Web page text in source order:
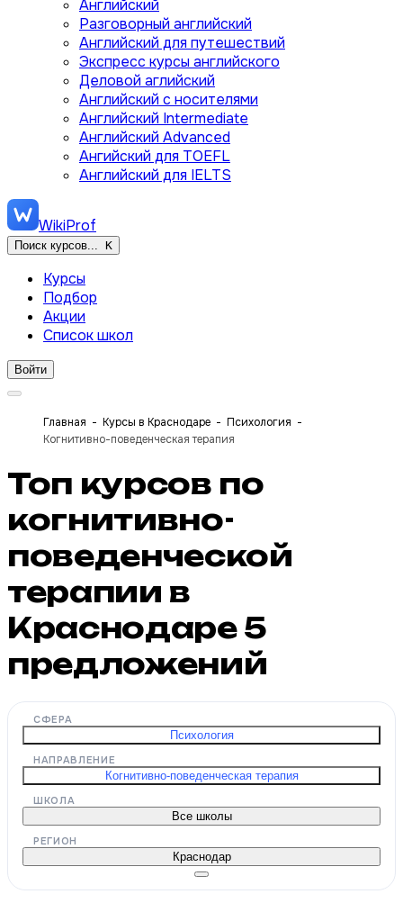
Английский
Разговорный английский
Английский для путешествий
Экспресс курсы английского
Деловой аглийский
Английский с носителями
Английский Intermediate
Английский Advanced
Ангийский для TOEFL
Английский для IELTS
WikiProf
Поиск курсов... K
Курсы
Подбор
Акции
Список школ
Войти
Главная Курсы в Краснодаре
Психология
Когнитивно-поведенческая терапия
Топ курсов по
когнитивно-
поведенческой
терапии в
Краснодаре 5
предложений
СФЕРА
Психология
НАПРАВЛЕНИЕ
Когнитивно-поведенческая терапия
ШКОЛА
Все школы
РЕГИОН
Краснодар